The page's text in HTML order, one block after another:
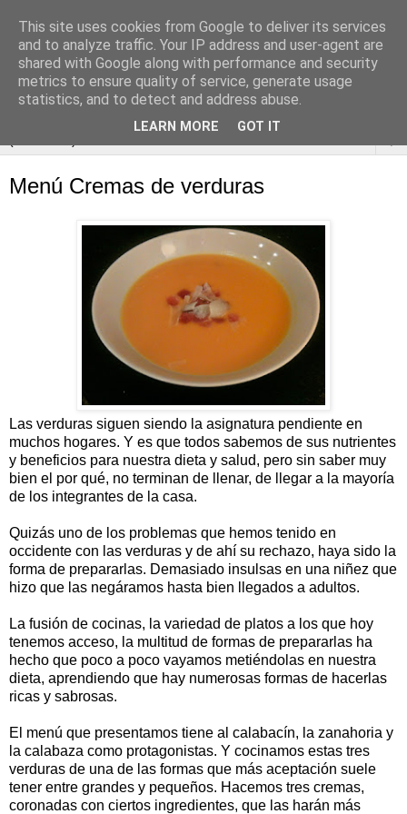
Menú Cremas de verduras
Las verduras siguen siendo la asignatura pendiente en
muchos hogares. Y es que todos sabemos de sus nutrientes
y beneficios para nuestra dieta y salud, pero sin saber muy
bien el por qué, no terminan de llenar, de llegar a la mayoría
de los integrantes de la casa.
Quizás uno de los problemas que hemos tenido en
occidente con las verduras y de ahí su rechazo, haya sido la
forma de prepararlas. Demasiado insulsas en una niñez que
hizo que las negáramos hasta bien llegados a adultos.
La fusión de cocinas, la variedad de platos a los que hoy
tenemos acceso, la multitud de formas de prepararlas ha
hecho que poco a poco vayamos metiéndolas en nuestra
dieta, aprendiendo que hay numerosas formas de hacerlas
ricas y sabrosas.
El menú que presentamos tiene al calabacín, la zanahoria y
la calabaza como protagonistas. Y cocinamos estas tres
verduras de una de las formas que más aceptación suele
tener entre grandes y pequeños. Hacemos tres cremas,
coronadas con ciertos ingredientes, que las harán más
This site uses cookies from Google to deliver its services
and to analyze traffic. Your IP address and user-agent are
shared with Google along with performance and security
metrics to ensure quality of service, generate usage
statistics, and to detect and address abuse.
LEARN MORE GOT IT